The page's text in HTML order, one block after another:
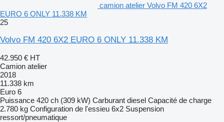
camion atelier Volvo FM 420 6X2
EURO 6 ONLY 11.338 KM
25
Volvo FM 420 6X2 EURO 6 ONLY 11.338 KM
42.950 € HT
Camion atelier
2018
11.338 km
Euro 6
Puissance 420 ch (309 kW) Carburant diesel Capacité de charge
2.780 kg Configuration de l'essieu 6x2 Suspension
ressort/pneumatique